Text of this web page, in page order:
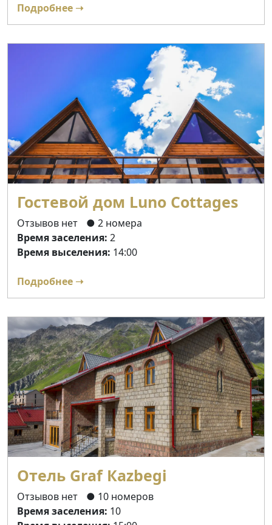
Подробнее ➝
Гостевой дом Luno Cottages
Отзывов нет
● 2 номера
Время заселения: 2
Время выселения: 14:00
Подробнее ➝
Отель Graf Кazbegi
Отзывов нет
● 10 номеров
Время заселения: 10